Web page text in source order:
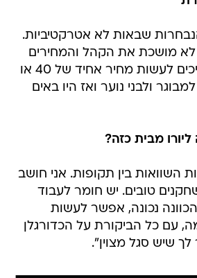
שבאות לא אטרקטיביות.
לא מושכת את הקהל והמחירים
גבוהים מדי. היו צריכים לעשות מחיר אחיד של 40 או
50 שקל למבוגר ולבני נוער ואז היו באים
מבית כזה?
השוואות בין תקופות. אני חושב
טובים. יש חומר לעבוד
והכוונה נכונה, אפשר לעשות
עם כל הביקורת על הכדורגלן
לך שיש סגל מצוין".